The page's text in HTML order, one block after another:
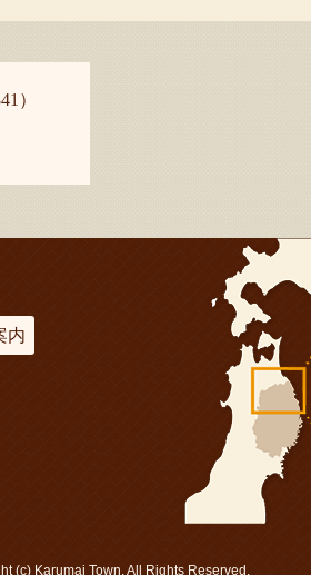
）
内
(c) Karumai Town. All Rights Reserved.